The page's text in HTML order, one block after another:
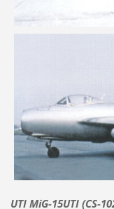
UTI MiG-15UTI (CS-